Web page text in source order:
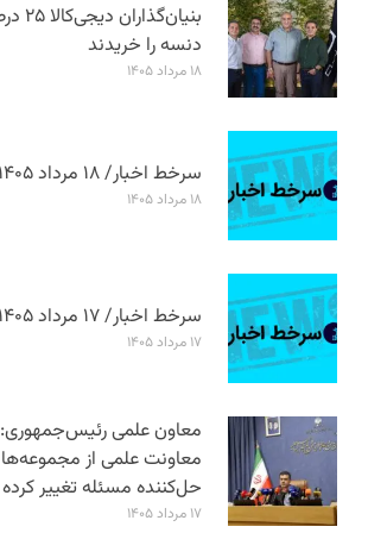
دنسه را خریدند
۱۸ مرداد ۱۴۰۵
سرخط اخبار/ ۱۸ مرداد ۱۴۰۵
۱۸ مرداد ۱۴۰۵
سرخط اخبار/ ۱۷ مرداد ۱۴۰۵
۱۷ مرداد ۱۴۰۵
معاون علمی
معاونت علمی از
حل‌کننده مسئله تغییر
۱۷ مرداد ۱۴۰۵